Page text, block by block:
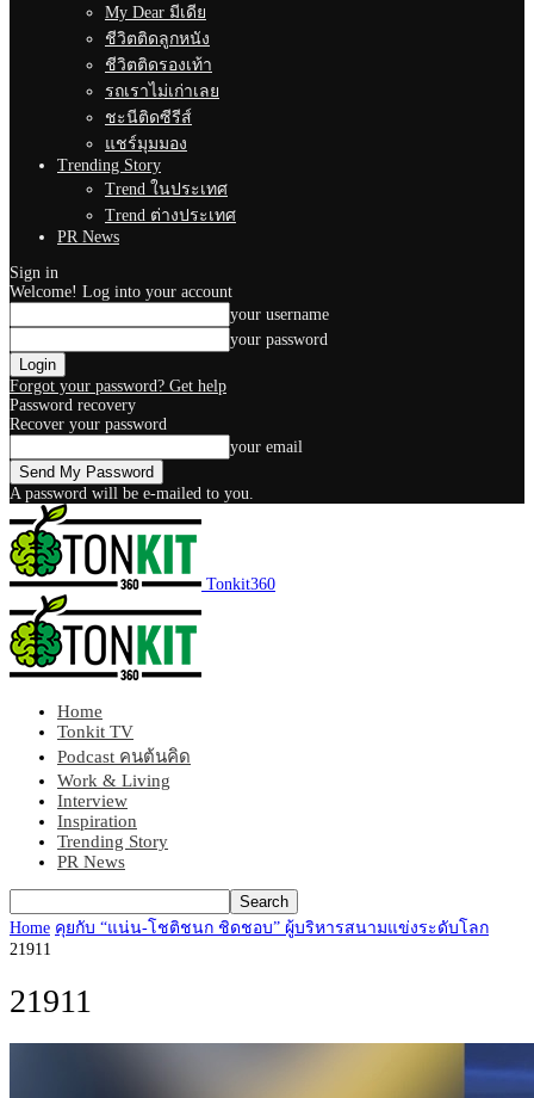
My Dear มีเดีย
ชีวิตติดลูกหนัง
ชีวิตติดรองเท้า
รถเราไม่เก่าเลย
ชะนีติดซีรีส์
แชร์มุมมอง
Trending Story
Trend ในประเทศ
Trend ต่างประเทศ
PR News
Sign in
Welcome! Log into your account
your username
your password
Forgot your password? Get help
Password recovery
Recover your password
your email
A password will be e-mailed to you.
Tonkit360
Home
Tonkit TV
Podcast คนต้นคิด
Work & Living
Interview
Inspiration
Trending Story
PR News
Home คุยกับ “แน่น-โชติชนก ชิดชอบ” ผู้บริหารสนามแข่งระดับโลก
21911
21911